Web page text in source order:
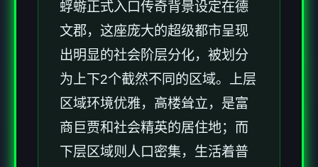
蜉蝣正式入口传奇背景设定在德
文郡，这座庞大的超级都市呈现
出明显的社会阶层分化，被划分
为上下2个截然不同的区域。上层
区域环境优雅，高楼耸立，是富
商巨贾和社会精英的居住地；而
下层区域则人口密集，生活着普